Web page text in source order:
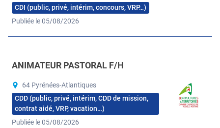
CDI (public, privé, intérim, concours, VRP…)
Publiée le 05/08/2026
ANIMATEUR PASTORAL F/H
64 Pyrénées-Atlantiques
CDD (public, privé, intérim, CDD de mission,
contrat aidé, VRP, vacation…)
Publiée le 05/08/2026